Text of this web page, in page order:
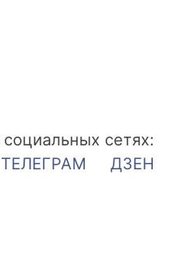
сетях:
ТЕЛЕГРАМ ДЗЕН